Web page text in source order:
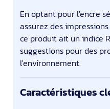
En optant pour l'encre
assurez des
ce produit ait un indice
suggestions pour des
l'environnement.
Caractéristiques